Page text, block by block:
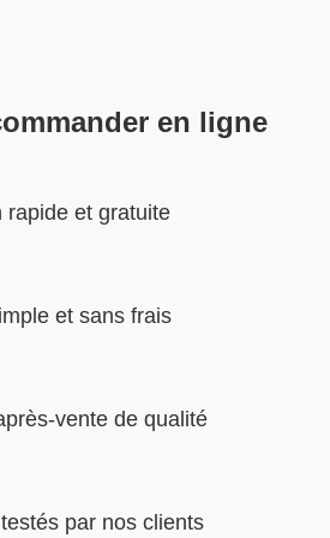
en ligne
rapide et gratuite
et sans frais
vente de qualité
par nos clients